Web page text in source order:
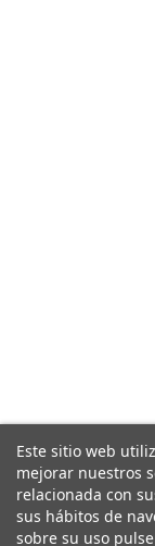
Este sitio web
mejorar nuestros
relacionada con
sus hábitos de
sobre su uso